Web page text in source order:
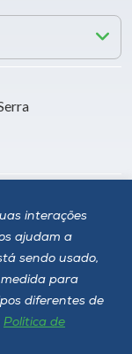
interações
ajudam a
sendo usado,
para
diferentes de
Política de